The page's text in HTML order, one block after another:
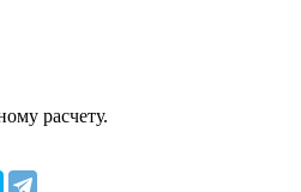
расчету.